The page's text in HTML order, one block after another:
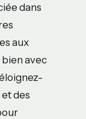
dans
aux
bien avec
des